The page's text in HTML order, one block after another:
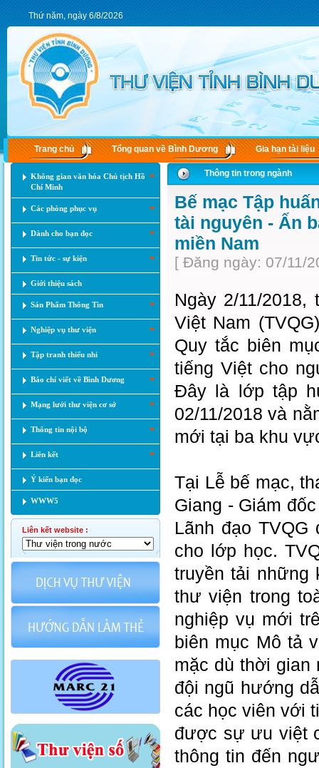
Thứ năm, ngày 6/8/2026
Trang chủ Tổng quan về Bình Dương Gia hạn tài liệu
Không gian văn hóa Chủ tịch Hồ
Chí Minh
Các phòng phục vụ
Dành cho bạn đọc
Tin tức - sự kiện
Giới thiệu sách
Sản Phẩm Thông Tin
Nghiệp vụ thư viện
Tập tranh thiếu nhi
Báo chí viết về Bình Dương
Mạng lưới thư viện cơ sở
Thông tin nội bộ
Liên kết
Ý kiến bạn đọc
WWW5
Liên kết website :
Thông tin trong ngành
Bế mạc Tập
tài nguyên - Ấn
miền Nam
[ Đăng ngày: 07/11/
Ngày 2/11/
Việt Nam
Quy tắc biên
tiếng Việt cho
Đây là lớp tập
02/11/2018 và
mới tại ba khu
Tại Lễ bế mạc,
Giang - Giám
Lãnh đạo
cho lớp học.
truyền tải những
thư viện trong
nghiệp vụ mới
biên mục Mô tả
mặc dù thời gian
đội ngũ hướng
các học viên với
được sự ưu việt
thông tin đến